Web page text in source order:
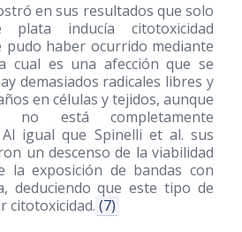
en sus resultados que solo
inducía citotoxicidad
pudo haber ocurrido mediante
cual es una afección que se
demasiados radicales libres y
en células y tejidos, aunque
no está completamente
Al igual que Spinelli et al. sus
un descenso de la viabilidad
la exposición de bandas con
deduciendo que este tipo de
citotoxicidad. (7)